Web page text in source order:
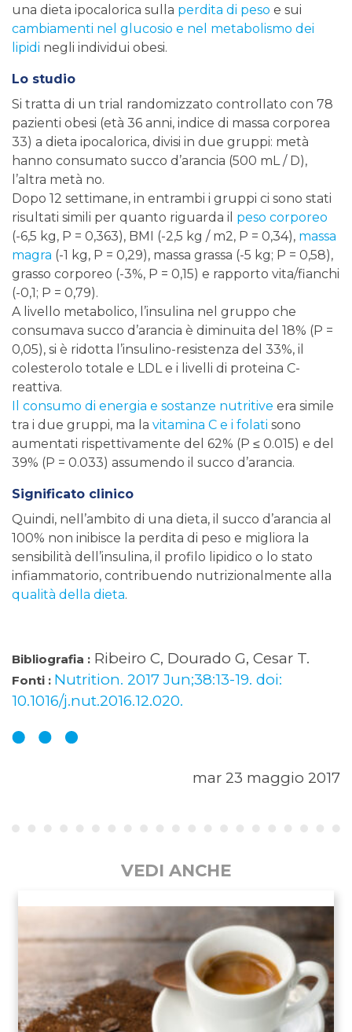
una dieta ipocalorica sulla perdita di peso e sui
cambiamenti nel glucosio e nel metabolismo dei
lipidi negli individui obesi.
Lo studio
Si tratta di un trial randomizzato controllato con 78
pazienti obesi (età 36 anni, indice di massa corporea
33) a dieta ipocalorica, divisi in due gruppi: metà
hanno consumato succo d’arancia (500 mL / D),
l’altra metà no.
Dopo 12 settimane, in entrambi i gruppi ci sono stati
risultati simili per quanto riguarda il peso corporeo
(-6,5 kg, P = 0,363), BMI (-2,5 kg / m2, P = 0,34), massa
magra (-1 kg, P = 0,29), massa grassa (-5 kg; P = 0,58),
grasso corporeo (-3%, P = 0,15) e rapporto vita/fianchi
(-0,1; P = 0,79).
A livello metabolico, l’insulina nel gruppo che
consumava succo d’arancia è diminuita del 18% (P =
0,05), si è ridotta l’insulino-resistenza del 33%, il
colesterolo totale e LDL e i livelli di proteina C-
reattiva.
Il consumo di energia e sostanze nutritive era simile
tra i due gruppi, ma la vitamina C e i folati sono
aumentati rispettivamente del 62% (P ≤ 0.015) e del
39% (P = 0.033) assumendo il succo d’arancia.
Significato clinico
Quindi, nell’ambito di una dieta, il succo d’arancia al
100% non inibisce la perdita di peso e migliora la
sensibilità dell’insulina, il profilo lipidico o lo stato
infiammatorio, contribuendo nutrizionalmente alla
qualità della dieta.
Bibliografia : Ribeiro C, Dourado G, Cesar T.
Fonti : Nutrition. 2017 Jun;38:13-19. doi:
10.1016/j.nut.2016.12.020.
mar 23 maggio 2017
VEDI ANCHE